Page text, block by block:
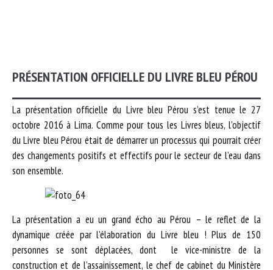
PRÉSENTATION OFFICIELLE DU LIVRE BLEU PÉROU
La présentation officielle du Livre bleu Pérou s’est tenue le 27
octobre 2016 à Lima. Comme pour tous les Livres bleus, l’objectif
du Livre bleu Pérou était de démarrer un processus qui pourrait créer
des changements positifs et effectifs pour le secteur de l’eau dans
son ensemble.
La présentation a eu un grand écho au Pérou – le reflet de la
dynamique créée par l’élaboration du Livre bleu ! Plus de 150
personnes se sont déplacées, dont le vice-ministre de la
construction et de l’assainissement, le chef de cabinet du Ministère